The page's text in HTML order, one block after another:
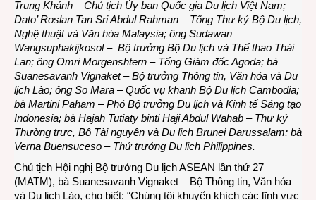
Trung Khánh – Chủ tịch Ủy ban Quốc gia Du lịch Việt Nam;
Dato’ Roslan Tan Sri Abdul Rahman – Tổng Thư ký Bộ Du lịch,
Nghệ thuật và Văn hóa Malaysia; ông Sudawan
Wangsuphakijkosol – Bộ trưởng Bộ Du lịch và Thể thao Thái
Lan; ông Omri Morgenshtern – Tổng Giám đốc Agoda; bà
Suanesavanh Vignaket – Bộ trưởng Thông tin, Văn hóa và Du
lịch Lào; ông So Mara – Quốc vụ khanh Bộ Du lịch Cambodia;
bà Martini Paham – Phó Bộ trưởng Du lịch và Kinh tế Sáng tạo
Indonesia; bà Hajah Tutiaty binti Haji Abdul Wahab – Thư ký
Thường trực, Bộ Tài nguyên và Du lịch Brunei Darussalam; bà
Verna Buensuceso – Thứ trưởng Du lịch Philippines.
Chủ tịch Hội nghị Bộ trưởng Du lịch ASEAN lần thứ 27
(MATM), bà Suanesavanh Vignaket – Bộ Thông tin, Văn hóa
và Du lịch Lào, cho biết: “Chúng tôi khuyến khích các lĩnh vực